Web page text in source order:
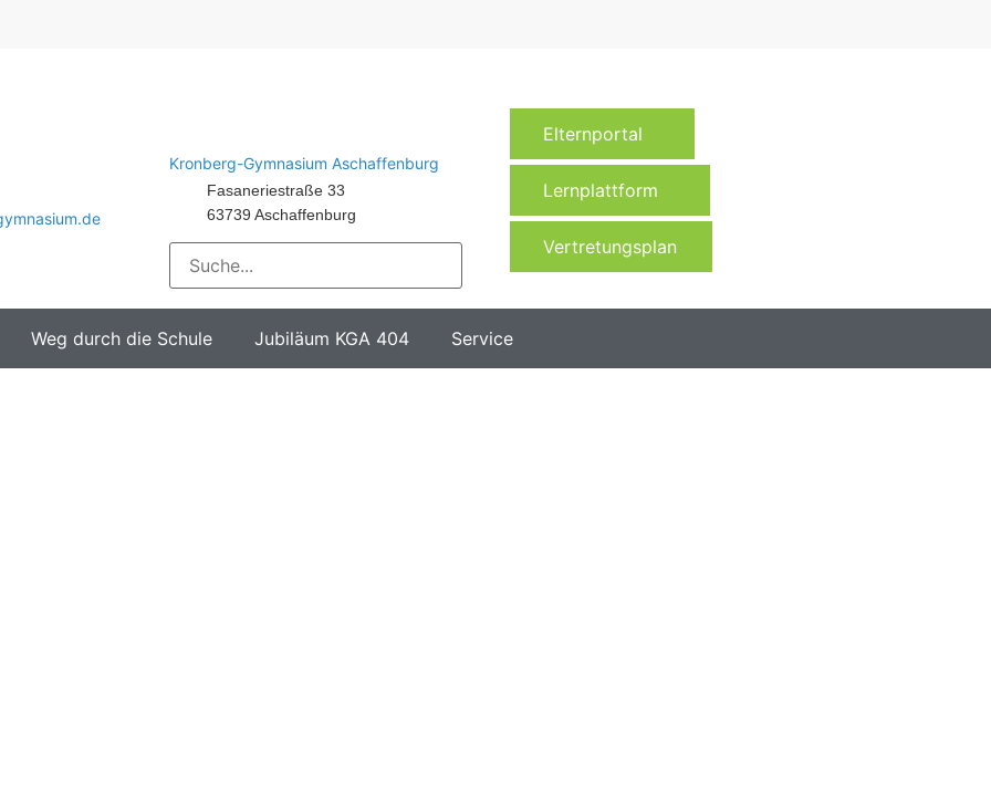
Kronberg-Gymnasium Aschaffenburg
Fasaneriestraße 33
63739 Aschaffenburg
Elternportal
Lernplattform
Vertretungsplan
Weg durch die Schule Jubiläum KGA 404 Service